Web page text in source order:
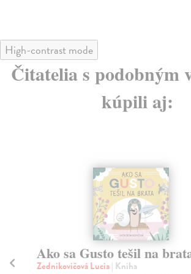
High-contrast mode
Čitatelia s podobným
kúpili aj:
Diablove elixíry. Zápisky z
pozostalosti kapucína brata